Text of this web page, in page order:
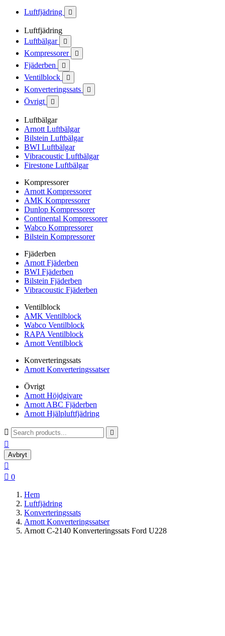
Luftfjädring 
Luftfjädring
Luftbälgar

Kompressorer 
Fjäderben 
Ventilblock 
Konverteringssats 
Övrigt 
Luftbälgar
Arnott Luftbälgar
Bilstein Luftbälgar
BWI Luftbälgar
Vibracoustic Luftbälgar
Firestone Luftbälgar
Kompressorer
Arnott Kompressorer
AMK Kompressorer
Dunlop Kompressorer
Continental Kompressorer
Wabco Kompressorer
Bilstein Kompressorer
Fjäderben
Arnott Fjäderben
BWI Fjäderben
Bilstein Fjäderben
Vibracoustic Fjäderben
Ventilblock
AMK Ventilblock
Wabco Ventilblock
RAPA Ventilblock
Arnott Ventilblock
Konverteringssats
Arnott Konverteringssatser
Övrigt
Arnott Höjdgivare
Arnott ABC Fjäderben
Arnott Hjälpluftfjädring
 

Avbryt

 0
Hem
Luftfjädring
Konverteringssats
Arnott Konverteringssatser
Arnott C-2140 Konverteringssats Ford U228